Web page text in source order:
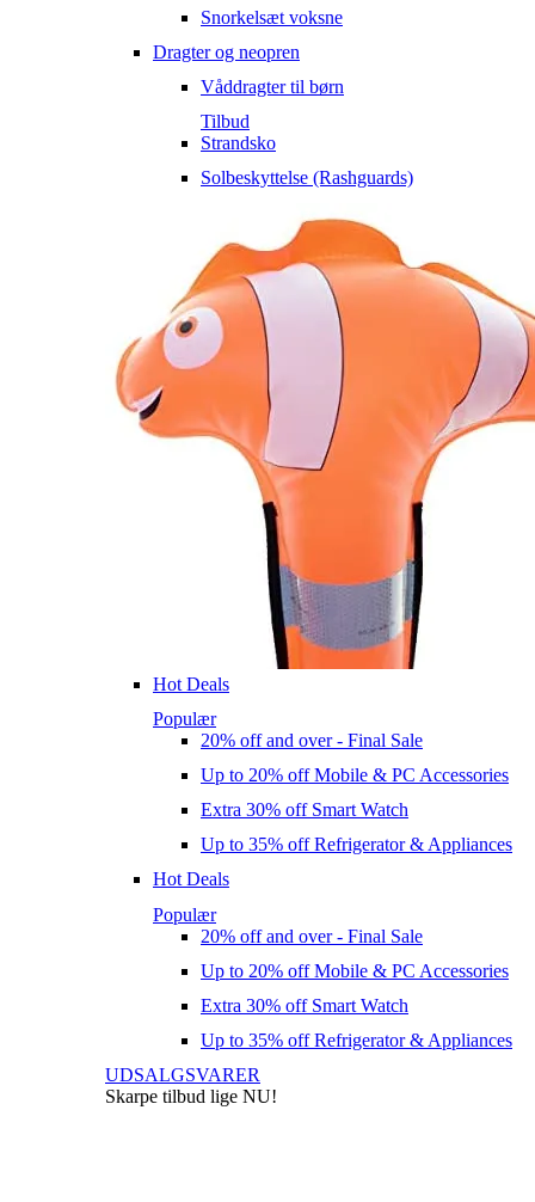
Snorkelsæt voksne
Dragter og neopren
Våddragter til børn
Tilbud
Strandsko
Solbeskyttelse (Rashguards)
Hot Deals
Populær
20% off and over - Final Sale
Up to 20% off Mobile & PC Accessories
Extra 30% off Smart Watch
Up to 35% off Refrigerator & Appliances
Hot Deals
Populær
20% off and over - Final Sale
Up to 20% off Mobile & PC Accessories
Extra 30% off Smart Watch
Up to 35% off Refrigerator & Appliances
UDSALGSVARER
Skarpe tilbud lige NU!